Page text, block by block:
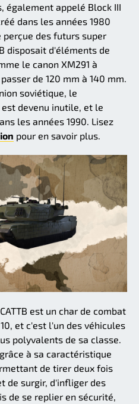
également appelé Block III
dans les années 1980
perçue des futurs super
disposait d'éléments de
le canon XM291 à
de 120 mm à 140 mm.
soviétique, le
devenu inutile, et le
les années 1990. Lisez
pour en savoir plus.
est un char de combat
et c'est l'un des véhicules
polyvalents de sa classe.
à sa caractéristique
de tirer deux fois
de surgir, d'infliger des
de se replier en sécurité,